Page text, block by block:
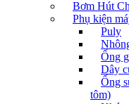
Bơm Hút
Phụ kiện
Puly
Ống
Dây
Ống
tôm)